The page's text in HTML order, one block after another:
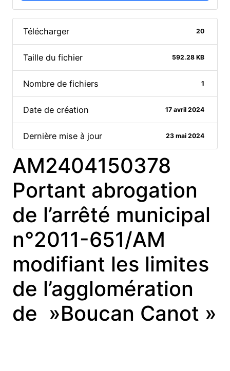
Télécharger 20
Taille du fichier 592.28 KB
Nombre de fichiers 1
Date de création 17 avril 2024
Dernière mise à jour 23 mai 2024
AM2404150378
Portant abrogation
de l’arrêté municipal
n°2011-651/AM
modifiant les limites
de l’agglomération
de »Boucan Canot »